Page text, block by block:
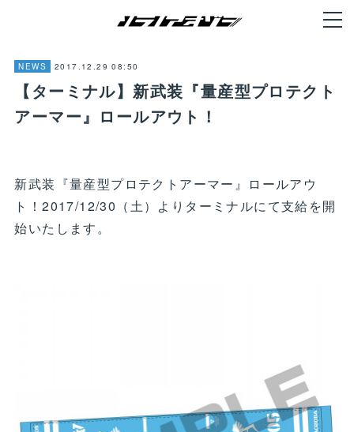
NEWS 2017.12.29 08:50
【ターミナル】新武装『量産型プロテクト
アーマー』ロールアウト！
新武装『量産型プロテクトアーマー』ロールアウ
ト！2017/12/30（土）よりターミナルにて支給を開
始いたします。